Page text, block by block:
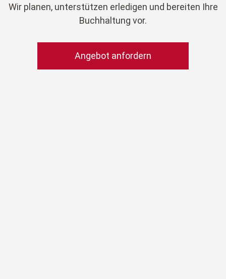
Wir planen, unterstützen erledigen und bereiten Ihre
Buchhaltung vor.
Angebot anfordern